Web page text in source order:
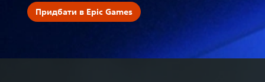
Придбати в Epic Games